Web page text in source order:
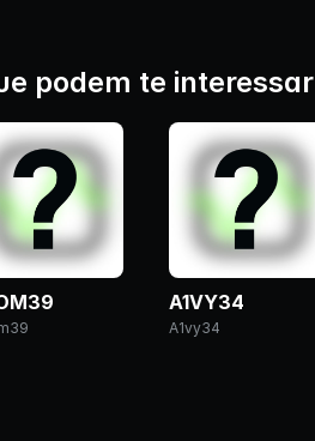
podem te interessar
A1VY34
A1vy34